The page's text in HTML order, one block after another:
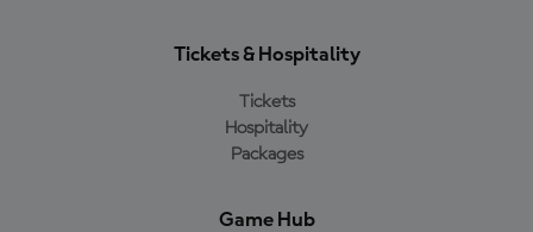
Tickets & Hospitality
Tickets
Hospitality
Packages
Game Hub